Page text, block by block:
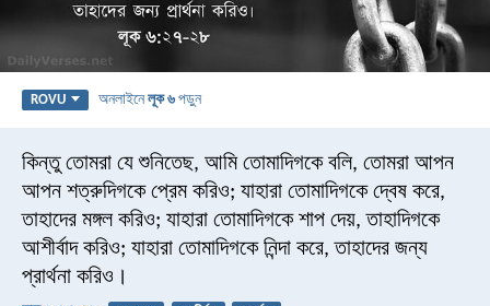
ROVU অনলাইনেলূক ৬ পড়ুন
কিন্তু তোমরা যে শুনিতেছ, আমি তোমাদিগকে বলি, তোমরা আপন
আপন শত্রুদিগকে প্রেম করিও; যাহারা তোমাদিগকে দ্বেষ করে,
তাহাদের মঙ্গল করিও; যাহারা তোমাদিগকে শাপ দেয়, তাহাদিগকে
আশীর্বাদ করিও; যাহারা তোমাদিগকে নিন্দা করে, তাহাদের জন্য
প্রার্থনা করিও।